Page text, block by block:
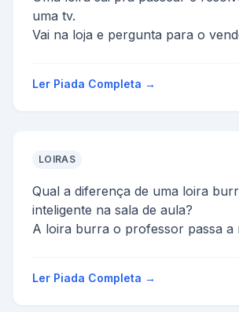
uma tv.
Vai na loja e pergunta para o
-Na...
Ler Piada Completa →
LOIRAS
Qual a diferença de uma loira
inteligente na sala de aula?
A loira burra o professor passa a
Ler Piada Completa →